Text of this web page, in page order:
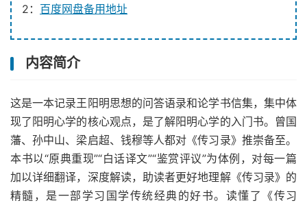
2： 百度网盘备用地址
内容简介
这是一本记录王阳明思想的问答语录和论学书信集，集中体
现了阳明心学的核心观点，是了解阳明心学的入门书。曾国
藩、孙中山、梁启超、钱穆等人都对《传习录》推崇备至。
本书以“原典重现”“白话译文”“鉴赏评议”为体例，对每一篇
加以详细翻译，深度解读，助读者更好地理解《传习录》的
精髓，是一部学习国学传统经典的好书。读懂了《传习